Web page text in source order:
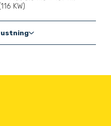
KW)